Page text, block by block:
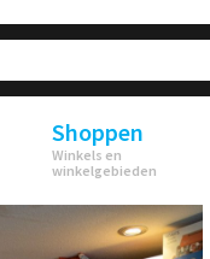
Shoppen
Winkels en
winkelgebieden